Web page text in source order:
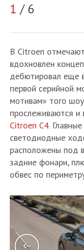
1 / 6
В Citroen
вдохновлен
дебютировал еще
первой серийной
мотивам» того
прослеживаются и
Citroen C4.
светодиодные
расположены под
задние фонари,
обвес по